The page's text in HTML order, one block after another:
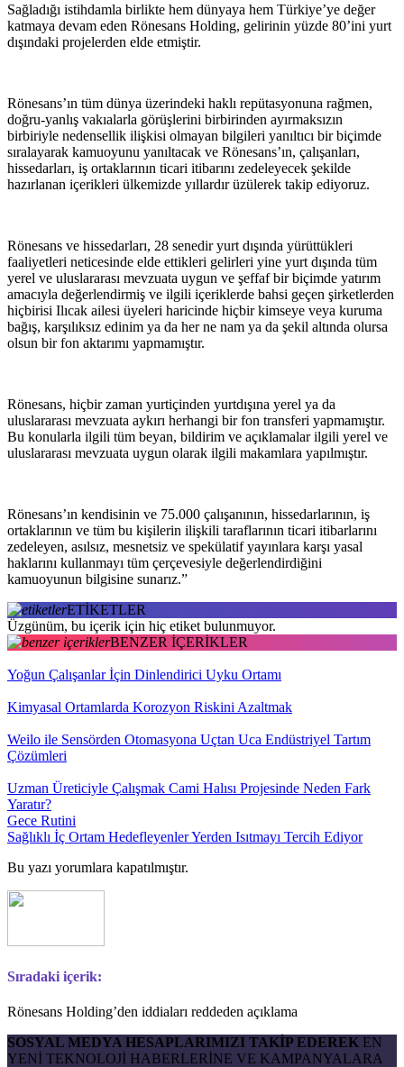
Sağladığı istihdamla birlikte hem dünyaya hem Türkiye’ye değer
katmaya devam eden Rönesans Holding, gelirinin yüzde 80’ini yurt
dışındaki projelerden elde etmiştir.
Rönesans’ın tüm dünya üzerindeki haklı repütasyonuna rağmen,
doğru-yanlış vakıalarla görüşlerini birbirinden ayırmaksızın
birbiriyle nedensellik ilişkisi olmayan bilgileri yanıltıcı bir biçimde
sıralayarak kamuoyunu yanıltacak ve Rönesans’ın, çalışanları,
hissedarları, iş ortaklarının ticari itibarını zedeleyecek şekilde
hazırlanan içerikleri ülkemizde yıllardır üzülerek takip ediyoruz.
Rönesans ve hissedarları, 28 senedir yurt dışında yürüttükleri
faaliyetleri neticesinde elde ettikleri gelirleri yine yurt dışında tüm
yerel ve uluslararası mevzuata uygun ve şeffaf bir biçimde yatırım
amacıyla değerlendirmiş ve ilgili içeriklerde bahsi geçen şirketlerden
hiçbirisi Ilıcak ailesi üyeleri haricinde hiçbir kimseye veya kuruma
bağış, karşılıksız edinim ya da her ne nam ya da şekil altında olursa
olsun bir fon aktarımı yapmamıştır.
Rönesans, hiçbir zaman yurtiçinden yurtdışına yerel ya da
uluslararası mevzuata aykırı herhangi bir fon transferi yapmamıştır.
Bu konularla ilgili tüm beyan, bildirim ve açıklamalar ilgili yerel ve
uluslararası mevzuata uygun olarak ilgili makamlara yapılmıştır.
Rönesans’ın kendisinin ve 75.000 çalışanının, hissedarlarının, iş
ortaklarının ve tüm bu kişilerin ilişkili taraflarının ticari itibarlarını
zedeleyen, asılsız, mesnetsiz ve spekülatif yayınlara karşı yasal
haklarını kullanmayı tüm çerçevesiyle değerlendirdiğini
kamuoyunun bilgisine sunarız.”
ETİKETLER
Üzgünüm, bu içerik için hiç etiket bulunmuyor.
BENZER İÇERİKLER
Yoğun Çalışanlar İçin Dinlendirici Uyku Ortamı
Kimyasal Ortamlarda Korozyon Riskini Azaltmak
Weilo ile Sensörden Otomasyona Uçtan Uca Endüstriyel Tartım
Çözümleri
Uzman Üreticiyle Çalışmak Cami Halısı Projesinde Neden Fark
Yaratır?
Gece Rutini
Sağlıklı İç Ortam Hedefleyenler Yerden Isıtmayı Tercih Ediyor
Bu yazı yorumlara kapatılmıştır.
Sıradaki içerik:
Rönesans Holding’den iddiaları reddeden açıklama
SOSYAL MEDYA HESAPLARIMIZI TAKİP EDEREK EN
YENİ TEKNOLOJİ HABERLERİNE VE KAMPANYALARA